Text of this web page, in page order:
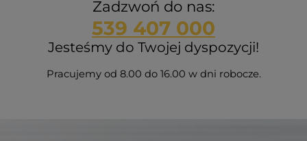
Zadzwoń do nas:
539 407 000
Jesteśmy do Twojej dyspozycji!
Pracujemy od 8.00 do 16.00 w dni robocze.